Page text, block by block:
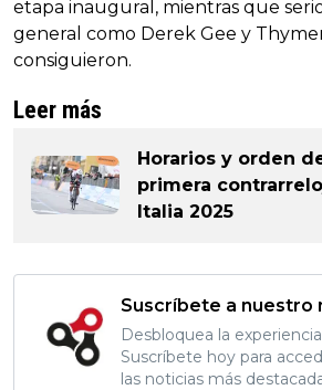
etapa inaugural, mientras que
general como Derek Gee y
consiguieron.
Leer más
Horarios y orden
primera
Italia 2025
Suscríbete a nuestro
Desbloquea la
Suscríbete hoy para
las noticias más